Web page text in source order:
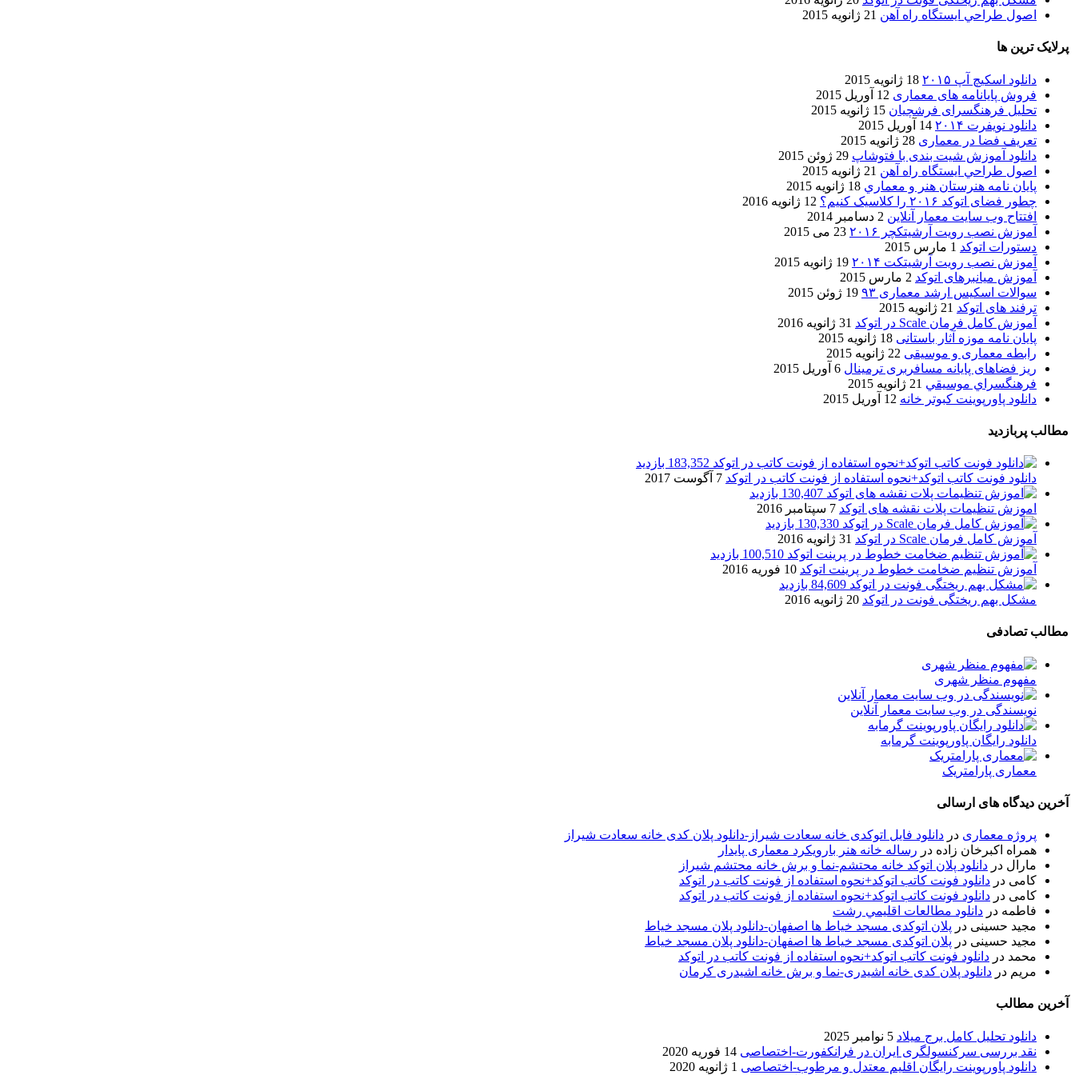
اصول طراحي ایستگاه راه آهن 21 ژانویه 2015
پرلایک ترین ها
دانلود اسکیچ آپ ۲۰۱۵
18 ژانویه 2015
فروش پایانامه های معماری 12 آوریل 2015
تحلیل فرهنگسرای فرشچیان 15 ژانویه 2015
دانلود نویفرت ۲۰۱۴
14 آوریل 2015
تعریف فضا در معماری 28 ژانویه 2015
دانلود آموزش شیت بندی با فتوشاپ 29 ژوئن 2015
اصول طراحي ایستگاه راه آهن 21 ژانویه 2015
پایان نامه هنرستان هنر و معماري 18 ژانویه 2015
چطور فضای اتوکد ۲۰۱۶ را کلاسیک کنیم؟
12 ژانویه 2016
افتتاح وب سایت معمار آنلاین 2 دسامبر 2014
آموزش نصب رویت آرشیتکچر ۲۰۱۶
23 می 2015
دستورات اتوکد 1 مارس 2015
آموزش نصب رویت آرشیتکت ۲۰۱۴
19 ژانویه 2015
آموزش میانبرهای اتوکد 2 مارس 2015
سوالات اسکیس ارشد معماری ۹۳
19 ژوئن 2015
ترفند های اتوکد 21 ژانویه 2015
آموزش کامل فرمان Scale در اتوکد
31 ژانویه 2016
پایان نامه موزه آثار باستانی 18 ژانویه 2015
رابطه معماری و موسیقی 22 ژانویه 2015
ریز فضاهای پایانه مسافربری ترمینال 6 آوریل 2015
فرهنگسراي موسيقي 21 ژانویه 2015
دانلود پاورپوینت کبوتر خانه 12 آوریل 2015
مطالب پربازدید
183,352 بازدید
دانلود فونت کاتب اتوکد+نحوه استفاده از فونت کاتب در اتوکد 7 آگوست 2017
130,407 بازدید
اموزش تنظیمات پلات نقشه های اتوکد 7 سپتامبر 2016
130,330 بازدید
آموزش کامل فرمان Scale در اتوکد
31 ژانویه 2016
100,510 بازدید
آموزش تنظیم ضخامت خطوط در پرینت اتوکد 10 فوریه 2016
84,609 بازدید
مشکل بهم ریختگی فونت در اتوکد 20 ژانویه 2016
مطالب تصادفی
مفهوم منظر شهری
نویسندگی در وب سایت معمار آنلاین
دانلود رایگان پاورپوینت گرمابه
معماری پارامتریک
آخرین دیدگاه های ارسالی
پروژه معماری در دانلود فایل اتوکدی خانه سعادت شیراز-دانلود پلان کدی خانه سعادت شیراز
همراه اکبرخان زاده در رساله خانه هنر بارویکرد معماری پایدار
مارال در دانلود پلان اتوکد خانه محتشم-نما و برش خانه محتشم شیراز
کامی در دانلود فونت کاتب اتوکد+نحوه استفاده از فونت کاتب در اتوکد
کامی در دانلود فونت کاتب اتوکد+نحوه استفاده از فونت کاتب در اتوکد
فاطمه در دانلود مطالعات اقليمي رشت
مجید حسینی در پلان اتوکدی مسجد خیاط ها اصفهان-دانلود پلان مسجد خیاط
مجید حسینی در پلان اتوکدی مسجد خیاط ها اصفهان-دانلود پلان مسجد خیاط
محمد در دانلود فونت کاتب اتوکد+نحوه استفاده از فونت کاتب در اتوکد
مریم در دانلود پلان کدی خانه اشیدری-نما و برش خانه اشیدری کرمان
آخرین مطالب
دانلود تحلیل کامل برج میلاد 5 نوامبر 2025
نقد بررسی سرکنسولگری ایران در فرانکفورت-اختصاصی 14 فوریه 2020
دانلود پاورپوینت رایگان اقلیم معتدل و مرطوب-اختصاصی 1 ژانویه 2020